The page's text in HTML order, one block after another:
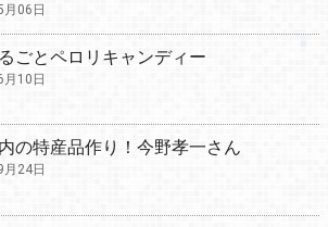
月06日
ごとペロリキャンディー
10日
の特産品作り！今野孝一さん
24日